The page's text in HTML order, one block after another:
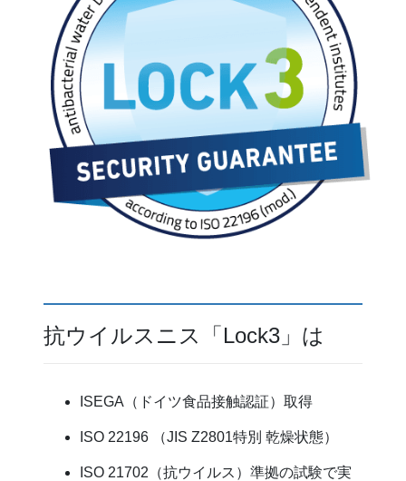
抗ウイルスニス「Lock3」は
ISEGA（ドイツ食品接触認証）取得
ISO 22196 （JIS Z2801特別 乾燥状態）
ISO 21702（抗ウイルス）準拠の試験で実